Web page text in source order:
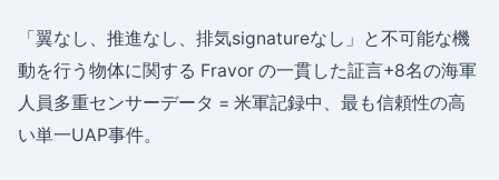
「翼なし、推進なし、排気signatureなし」と不可能な機
動を行う物体に関する Fravor の一貫した証言+8名の海軍
人員多重センサーデータ = 米軍記録中、最も信頼性の高
い単一UAP事件。